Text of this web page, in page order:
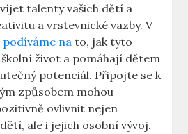
talenty vašich dětí a
a vrstevnické vazby. V
podíváme na to, jak tyto
život a pomáhají dětem
potenciál. Připojte se k
způsobem mohou
ovlivnit nejen
ale i jejich osobní vývoj.